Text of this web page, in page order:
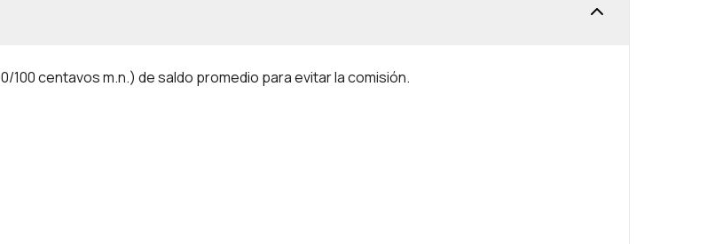
100 centavos m.n.) de saldo promedio para evitar la comisión.